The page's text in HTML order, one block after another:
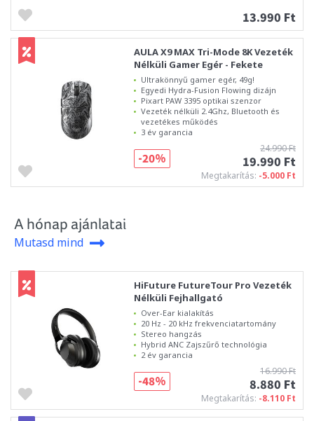
13.990 Ft
AULA X9 MAX Tri-Mode 8K Vezeték
Nélküli Gamer Egér - Fekete
Ultrakönnyű gamer egér, 49g!
Egyedi Hydra-Fusion Flowing dizájn
Pixart PAW 3395 optikai szenzor
Vezeték nélküli 2.4Ghz, Bluetooth és
vezetékes működés
3 év garancia
24.990 Ft
19.990 Ft
Megtakarítás: -5.000 Ft
-20%
A hónap ajánlatai
Mutasd mind
HiFuture FutureTour Pro Vezeték
Nélküli Fejhallgató
Over-Ear kialakítás
20 Hz - 20 kHz frekvenciatartomány
Stereo hangzás
Hybrid ANC Zajszűrő technológia
2 év garancia
16.990 Ft
8.880 Ft
Megtakarítás: -8.110 Ft
-48%